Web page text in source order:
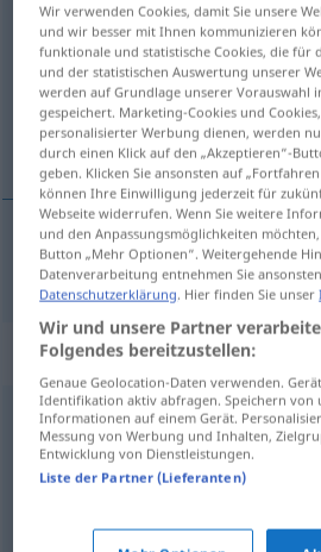
Startm
Übersicht aller
(Für mehr Details die Übersetzung
start
startm Start
Synonyme für
Beginn,Anfang
Wir verwenden Cookies, damit Sie unsere
und wir besser mit Ihnen kommunizieren
funktionale und statistische Cookies, die für
und der statistischen Auswertung unserer
werden auf Grundlage unserer Vorauswahl
gespeichert. Marketing-Cookies und
personalisierter Werbung dienen, werden
durch einen Klick auf den „Akzeptieren“-
geben. Klicken Sie ansonsten auf
können Ihre Einwilligung jederzeit für
Webseite widerrufen. Wenn Sie weitere
und den Anpassungsmöglichkeiten
Button „Mehr Optionen“. Weitergehende
Datenverarbeitung entnehmen Sie
Datenschutzerklärung. Hier finden Sie unser
Wir und unsere Partner
Folgendes bereitzustellen:
Genaue Geolocation-Daten verwenden.
Identifikation aktiv abfragen. Speichern
Informationen auf einem Gerät.
Messung von Werbung und Inhalten,
Entwicklung von Dienstleistungen.
Liste der Partner (Lieferanten)